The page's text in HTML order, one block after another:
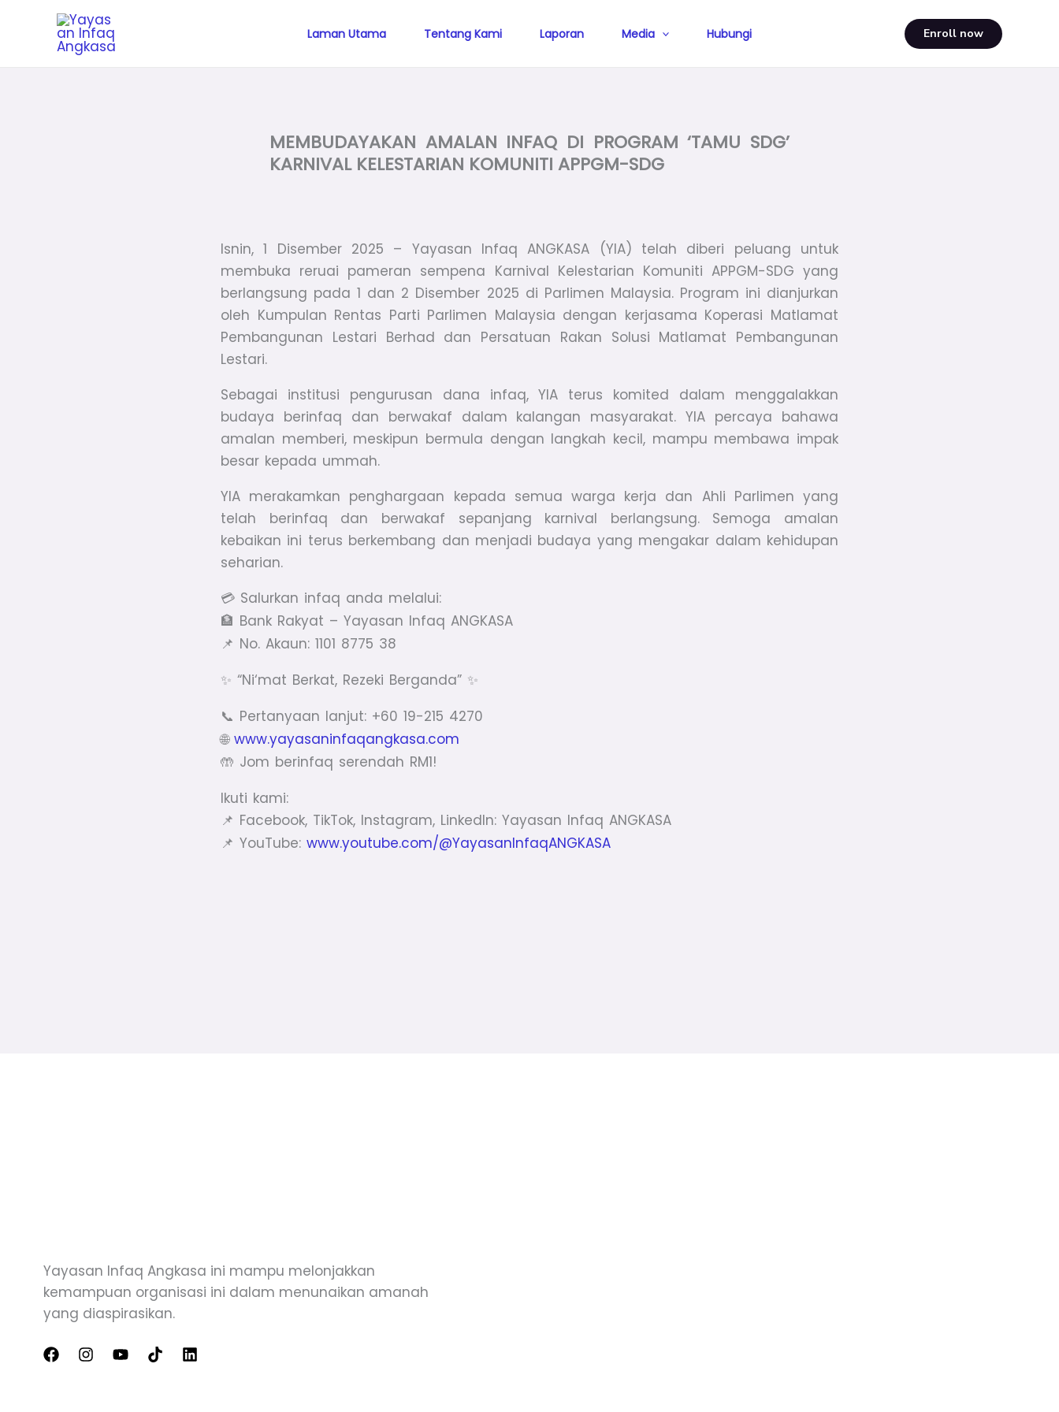
Laman Utama Tentang Kami Laporan Media Hubungi Enroll now
MEMBUDAYAKAN AMALAN INFAQ DI PROGRAM ‘TAMU SDG’
KARNIVAL KELESTARIAN KOMUNITI APPGM-SDG
Isnin, 1 Disember 2025 – Yayasan Infaq ANGKASA (YIA) telah diberi peluang untuk
membuka reruai pameran sempena Karnival Kelestarian Komuniti APPGM-SDG yang
berlangsung pada 1 dan 2 Disember 2025 di Parlimen Malaysia. Program ini dianjurkan
oleh Kumpulan Rentas Parti Parlimen Malaysia dengan kerjasama Koperasi Matlamat
Pembangunan Lestari Berhad dan Persatuan Rakan Solusi Matlamat Pembangunan
Lestari.
Sebagai institusi pengurusan dana infaq, YIA terus komited dalam menggalakkan
budaya berinfaq dan berwakaf dalam kalangan masyarakat. YIA percaya bahawa
amalan memberi, meskipun bermula dengan langkah kecil, mampu membawa impak
besar kepada ummah.
YIA merakamkan penghargaan kepada semua warga kerja dan Ahli Parlimen yang
telah berinfaq dan berwakaf sepanjang karnival berlangsung. Semoga amalan
kebaikan ini terus berkembang dan menjadi budaya yang mengakar dalam kehidupan
seharian.
💳 Salurkan infaq anda melalui:
🏦 Bank Rakyat – Yayasan Infaq ANGKASA
📌 No. Akaun: 1101 8775 38
✨ “Ni‘mat Berkat, Rezeki Berganda” ✨
📞 Pertanyaan lanjut: +60 19-215 4270
🌐 www.yayasaninfaqangkasa.com
🤲 Jom berinfaq serendah RM1!
Ikuti kami:
📌 Facebook, TikTok, Instagram, LinkedIn: Yayasan Infaq ANGKASA
📌 YouTube: www.youtube.com/@YayasanInfaqANGKASA
Yayasan Infaq Angkasa ini mampu melonjakkan
kemampuan organisasi ini dalam menunaikan amanah
yang diaspirasikan.